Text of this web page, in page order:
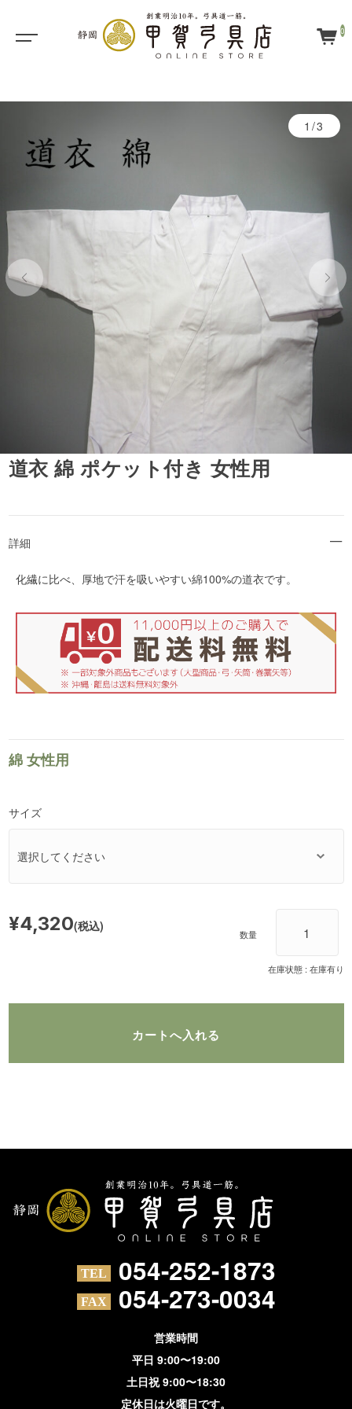
0
1/3
道衣 綿 ポケット付き 女性用
詳細
化繊に比べ、厚地で汗を吸いやすい綿100%の道衣です。
綿 女性用
サイズ
在庫状態 : 在庫有り
¥4,320(税込)
数量
054-252-1873
054-273-0034
営業時間
平日 9:00〜19:00
土日祝 9:00〜18:30
定休日は火曜日です。